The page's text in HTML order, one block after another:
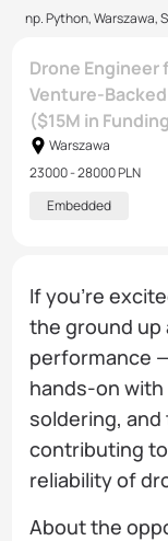
np. Python, Warszawa,
Drone Engineer
Venture-
($15M in
Warszawa
23000 - 28000 PLN
Embedded
If you’re
the ground up
performance
hands-on with
soldering,
contributing
reliability of
About the